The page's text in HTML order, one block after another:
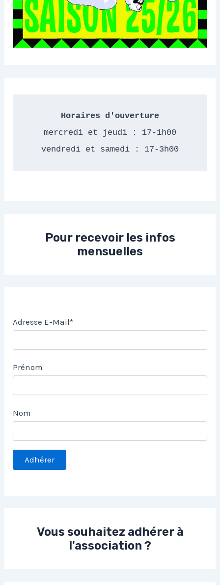
Horaires d'ouverture
mercredi et jeudi : 17-1h00
vendredi et samedi : 17-3h00
Pour recevoir les infos
mensuelles
Adresse E-Mail*
Prénom
Nom
Vous souhaitez adhérer à
l'association ?